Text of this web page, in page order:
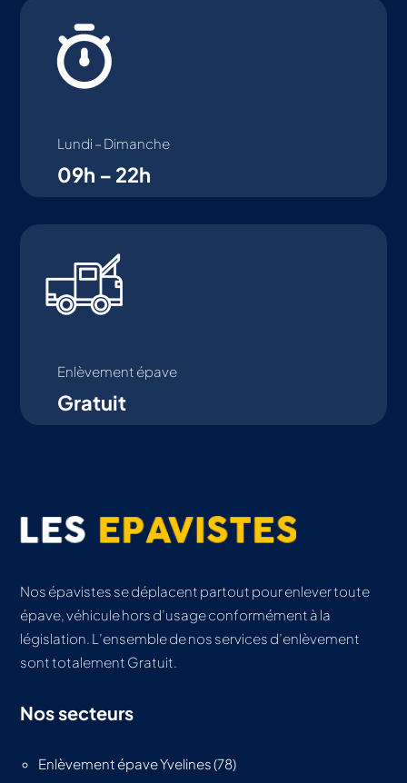
Lundi – Dimanche
09h – 22h
Enlèvement épave
Gratuit
Nos épavistes se déplacent partout pour enlever toute
épave, véhicule hors d’usage conformément à la
législation. L’ensemble de nos services d’enlèvement
sont totalement Gratuit.
Nos secteurs
Enlèvement épave Yvelines (78)